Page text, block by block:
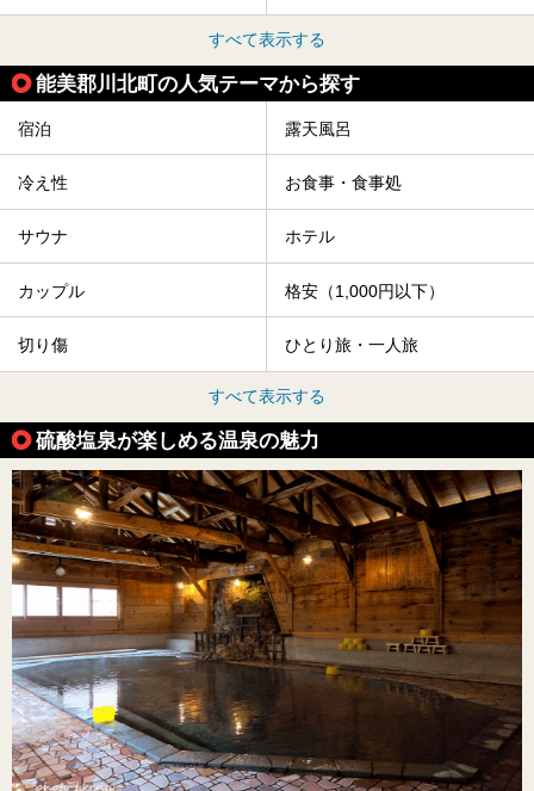
すべて表示する
能美郡川北町の人気テーマから探す
宿泊 露天風呂
冷え性 お食事・食事処
サウナ ホテル
カップル 格安（1,000円以下）
切り傷 ひとり旅・一人旅
すべて表示する
硫酸塩泉が楽しめる温泉の魅力